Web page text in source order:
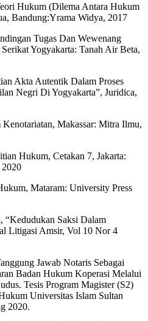
Hukum (Dilema Antara Hukum
Bandung:Yrama Widya, 2017
Tugas Dan Wewenang
Yogyakarta: Tanah Air Beta,
Akta Autentik Dalam Proses
Negri Di Yogyakarta”, Juridica,
Makassar: Mitra Ilmu,
Hukum, Cetakan 7, Jakarta:
2020
Mataram: University Press
“Kedudukan Saksi Dalam
Litigasi Amsir, Vol 10 Nor 4
Jawab Notaris Sebagai
Badan Hukum Koperasi Melalui
Tesis Program Magister (S2)
Universitas Islam Sultan
2020.